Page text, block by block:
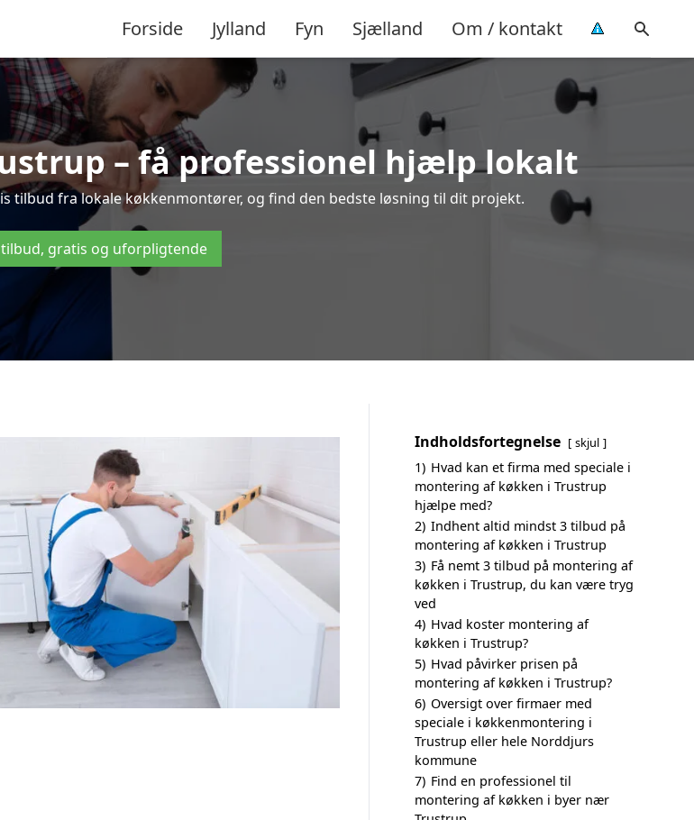
Forside Jylland Fyn Sjælland Om / kontakt
– få professionel hjælp lokalt
tilbud fra lokale køkkenmontører, og find den bedste løsning til dit projekt.
tilbud, gratis og uforpligtende
Indholdsfortegnelse skjul
1) Hvad kan et firma med speciale i
montering af køkken i Trustrup
hjælpe med?
2) Indhent altid mindst 3 tilbud på
montering af køkken i Trustrup
3) Få nemt 3 tilbud på montering af
køkken i Trustrup, du kan være tryg
ved
4) Hvad koster montering af
køkken i Trustrup?
5) Hvad påvirker prisen på
montering af køkken i Trustrup?
6) Oversigt over firmaer med
speciale i køkkenmontering i
Trustrup eller hele Norddjurs
kommune
7) Find en professionel til
montering af køkken i byer nær